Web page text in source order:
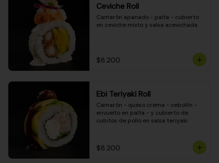
Ceviche Roll
Camarón apanado - palta - cubierto
en ceviche mixto y salsa acevichada
$8.200
Ebi Teriyaki Roll
Camarón - queso crema - cebollín -
envuelto en palta - y cubierto de
cubitos de pollo en salsa teriyaki
$8.200